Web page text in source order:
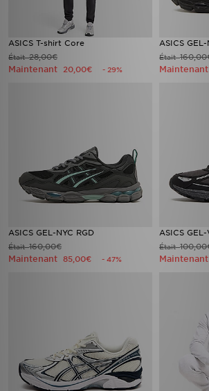
ASICS T-shirt Core
Était28,00€
Maintenant 20,00€ - 29%
ASICS GEL-
Était
Maintenant
ASICS GEL-NYC RGD
Était160,00€
Maintenant 85,00€ - 47%
ASICS
Était
Maintenant